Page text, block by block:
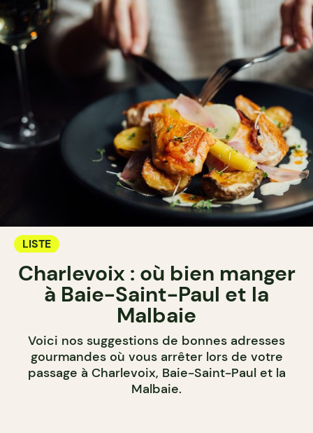
LISTE
Charlevoix : où bien manger
à Baie-Saint-Paul et la
Malbaie
Voici nos suggestions de bonnes adresses
gourmandes où vous arrêter lors de votre
passage à Charlevoix, Baie-Saint-Paul et la
Malbaie.